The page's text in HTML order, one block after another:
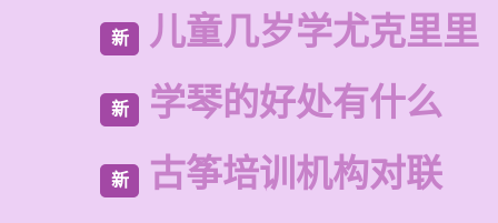
新 儿童几岁学尤克里里
新 学琴的好处有什么
新 古筝培训机构对联